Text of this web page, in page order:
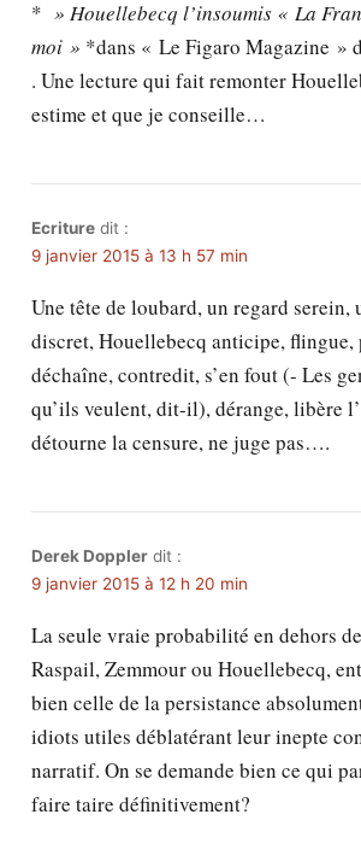
* » Houellebecq l’insoumis « La
moi » *dans « Le Figaro Magazine »
. Une lecture qui fait remonter
estime et que je conseille…
Ecriture dit :
9 janvier 2015 à 13 h 57 min
Une tête de loubard, un regard serein,
discret, Houellebecq anticipe, flingue,
déchaîne, contredit, s’en fout (- Les
qu’ils veulent, dit-il), dérange, libère
détourne la censure, ne juge pas….
Derek Doppler dit :
9 janvier 2015 à 12 h 20 min
La seule vraie probabilité en dehors
Raspail, Zemmour ou Houellebecq,
bien celle de la persistance
idiots utiles déblatérant leur inepte
narratif. On se demande bien ce qui
faire taire définitivement?